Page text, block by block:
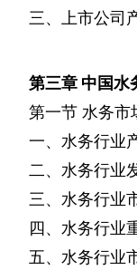
三、上市公司
第三章 中国水
第一节 水务市
一、水务行业
二、水务行业
三、水务行业
四、水务行业
五、水务行业